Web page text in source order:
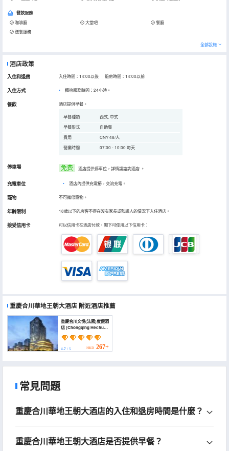
餐飲服務
咖啡廳 大堂吧
餐廳
送餐服務
全部設施
酒店政策
入住和退房 入住時間：14:00以後 退房時間：14:00以前
入住方式 櫃枱服務時間：24小時。
餐飲 酒店提供早餐。
早餐種類
西式, 中式
早餐形式
自助餐
費用
CNY 48/人
營業時間
07:00 - 10:00 每天
停車場 免费 酒店提供停車位，詳情請諮詢酒店 。
充電車位 • 酒店內提供充電樁，交流充電。
寵物 不可攜帶寵物。
年齡限制 18歲以下的房客不得在沒有家長或監護人的情況下入住酒店。
接受信用卡 可以信用卡在酒店付款，閣下可使用以下信用卡：
重慶合川華地王朝大酒店 附近酒店推薦
重慶合川文悅(法國)度假酒
店 (Chongqing Hechuan
Wenyue (France)
Resort Hotel)
4.7 / 5 HKD 267+
常見問題
重慶合川華地王朝大酒店的入住和退房時間是什麼？
重慶合川華地王朝大酒店是否提供早餐？